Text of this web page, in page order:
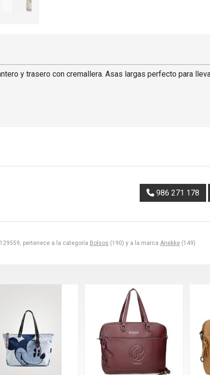
pertenece a la categoría Bolsos (190) y a la marca Anekke (149).
y trasero con cremallera. Asas largas perfecto para
986 271 178